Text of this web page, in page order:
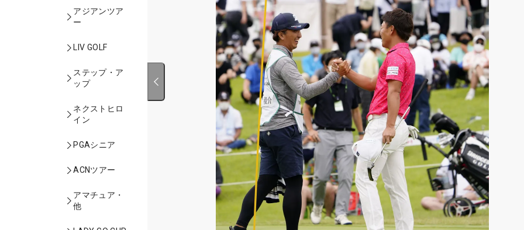
アジアンツア
ー
LIV GOLF
ステップ・ア
ップ
ネクストヒロ
イン
PGAシニア
ACNツアー
アマチュア・
他